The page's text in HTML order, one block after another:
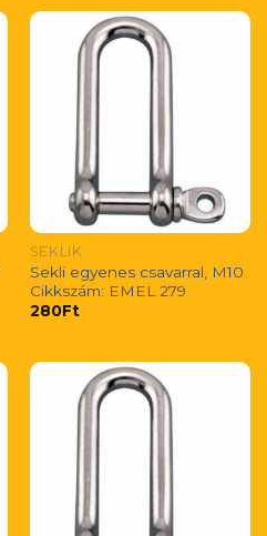
SEKLIK
Sekli egyenes csavarral, M10
Cikkszám: EMEL 279
280Ft